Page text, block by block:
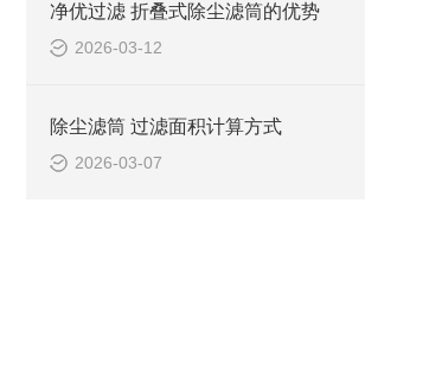
净优过滤 折叠式除尘滤筒的优势
2026-03-12
除尘滤筒 过滤面积计算方式
2026-03-07